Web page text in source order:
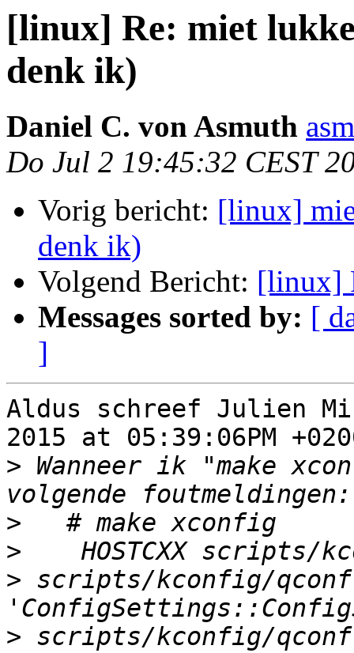
[linux] Re: miet
denk ik)
Daniel C. von Asmuth
Do Jul 2 19:45:32 CEST
Vorig bericht: [linux]
denk ik)
Volgend Bericht: [linux]
Messages sorted by: [
]
Aldus schreef Julien
2015 at 05:39:06PM
> Wanneer ik "make
>
>
> scripts/kconfig/
> scripts/kconfig/